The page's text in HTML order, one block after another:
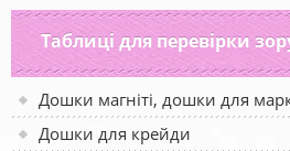
Таблиці для перевірки
Дошки магніті, дошки для
Дошки для крейди